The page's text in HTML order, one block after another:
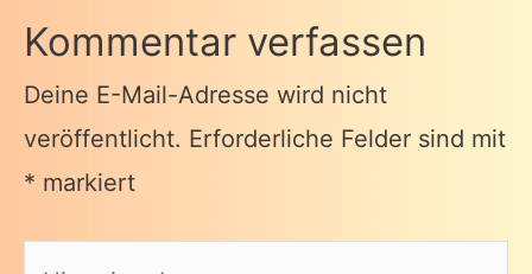
Kommentar verfassen
Deine E-Mail-Adresse wird nicht
veröffentlicht. Erforderliche Felder sind mit
* markiert